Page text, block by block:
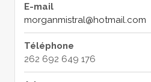
E-mail
morganmistral@hotmail.com
Téléphone
262 692 649 176